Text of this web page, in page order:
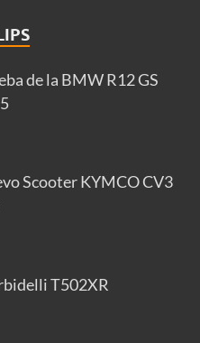
de la BMW R12 GS
Scooter KYMCO CV3
T502XR